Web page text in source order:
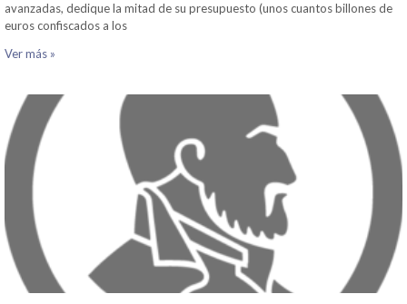
avanzadas, dedique la mitad de su presupuesto (unos cuantos billones de
euros confiscados a los
Ver más »